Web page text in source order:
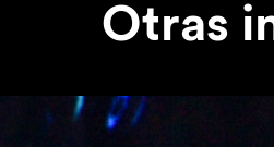
Otras